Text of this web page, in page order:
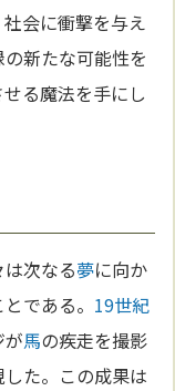
会に衝撃を与え
の新たな可能性を
る魔法を手にし
次なる夢に向か
である。 19世紀
が馬の疾走を撮影
た。この成果は